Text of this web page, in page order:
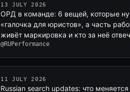
13 JULY 2026
ОРД в команде: 6 вещей, которые
«галочка для юристов», а часть
живёт маркировка и кто за неё
@RUPerformance
11 JULY 2026
Russian search updates: что